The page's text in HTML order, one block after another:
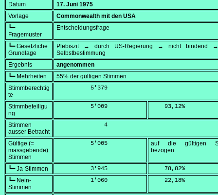
Datum
17. Juni 1975
Vorlage
Commonwealth mit den USA
┗━
Fragemuster
Entscheidungsfrage
┗━ Gesetzliche
Grundlage
Plebiszit → durch US-Regierung → nicht bindend
Selbstbestimmung
Ergebnis
angenommen
┗━ Mehrheiten
55% der gültigen Stimmen
Stimmberechtig
te
          5'379
Stimmbeteiligu
ng
          5'009
    93,12
%
Stimmen
ausser Betracht
              4
Gültige (=
massgebende)
Stimmen
          5'005
auf die gültigen
bezogen
┗━ Ja-Stimmen
          3'945
    78,82
%
┗━ Nein-
Stimmen
          1'060
    22,18
%